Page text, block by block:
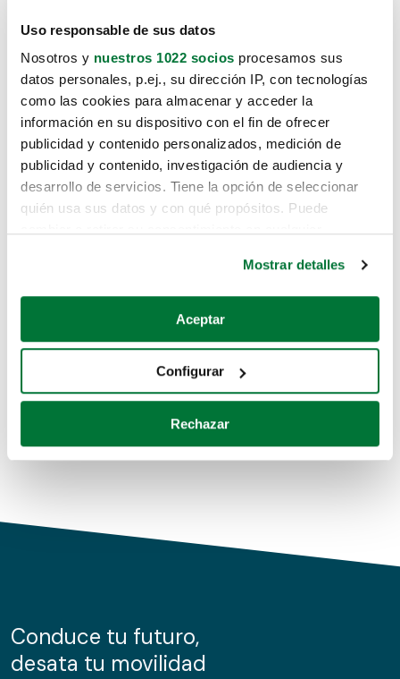
Uso responsable de sus datos
Nosotros y nuestros 1022 socios procesamos sus
datos personales, p.ej., su dirección IP, con tecnologías
como las cookies para almacenar y acceder la
información en su dispositivo con el fin de ofrecer
publicidad y contenido personalizados, medición de
publicidad y contenido, investigación de audiencia y
desarrollo de servicios. Tiene la opción de seleccionar
quién usa sus datos y con qué propósitos. Puede
Si lo permite, también quisiéramos:
Recopilar información sobre su ubicación geográfica
Identificar su dispositivo analizándolo activamente
para buscar características específicas (huellas
Obtenga más información sobre cómo se procesan sus
de cookies.
información sobre el uso que haga del sitio web con
nuestros partners de redes sociales, publicidad y análisis
Mostrar detalles
Aceptar
Configurar
Rechazar
Lo sentimos, no sabemos como
te hemos traido hasta aquí.
Pero puedes encontrar el coche que estás
buscando en alguno de estos enlaces:
Coches de segunda mano
Coches de km0
Conduce tu futuro,
desata tu movilidad